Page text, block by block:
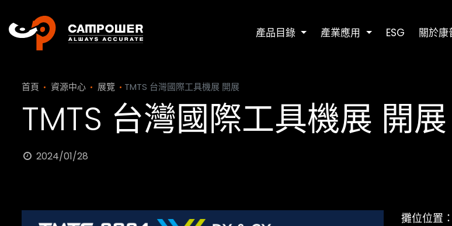
產品目錄 產業應用 ESG 關於康
首頁 資源中心 展覽 TMTS 台灣國際工具機展 開展
TMTS 台灣國際工具機展 開展
2024/01/28
攤位位置